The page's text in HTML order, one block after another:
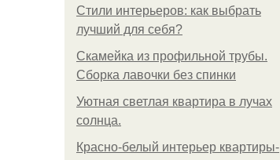
Стили интерьеров: как выбрать
лучший для себя?
Скамейка из профильной трубы.
Сборка лавочки без спинки
Уютная светлая квартира в лучах
солнца.
Красно-белый интерьер квартиры-